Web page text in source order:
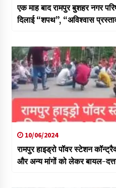
एक माह बाद रामपुर बुशहर नगर
दिलाई “शपथ”, “अविश्वास
10/06/2024
रामपुर हाइड्रो पॉवर स्टेशन
और अन्य मांगों को लेकर बायल-